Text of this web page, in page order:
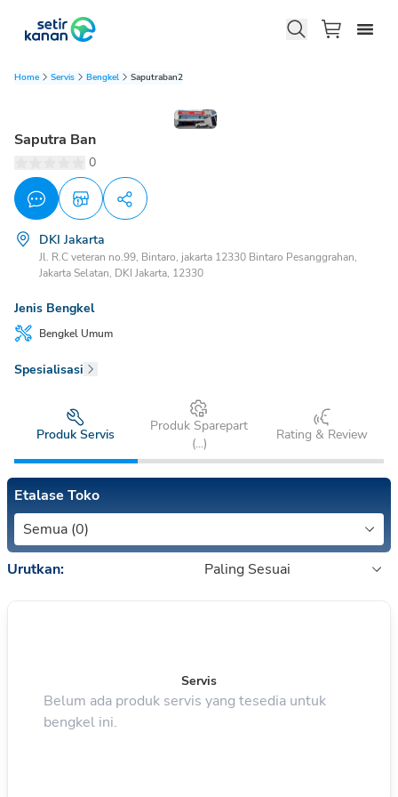
Home Servis Bengkel Saputraban2
Saputra Ban
0
DKI Jakarta
Jl. R.C veteran no.99, Bintaro, jakarta 12330 Bintaro Pesanggrahan,
Jakarta Selatan, DKI Jakarta, 12330
Jenis Bengkel
Bengkel Umum
Spesialisasi
Produk Servis
Produk Sparepart
(...)
Rating & Review
Etalase Toko
Semua (0)
Urutkan: Paling Sesuai
Servis
Belum ada produk servis yang tesedia untuk
bengkel ini.